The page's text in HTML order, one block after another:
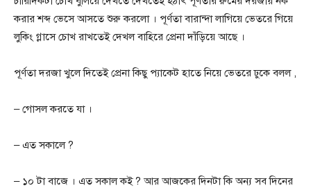
করার শব্দ ভেসে আসতে শুরু করলো । পূর্ণতা বারান্দা লাগিয়ে ভেতরে গিয়ে
লুকিং গ্লাসে চোখ রাখতেই দেখল বাহিরে প্রেনা দাঁড়িয়ে আছে ।
পূর্ণতা দরজা খুলে দিতেই প্রেনা কিছু প্যাকেট হাতে নিয়ে ভেতরে ঢুকে বলল ,
– গোসল করতে যা ।
– এত সকালে ?
– ১০ টা বাজে । এত সকাল ক‌ই ? আর আজকের দিনটা কি অন্য সব দিনের